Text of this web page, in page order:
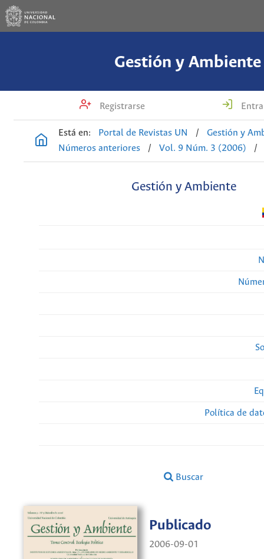
Gestión y Ambiente
Registrarse
Está en: Portal de Revistas UN /
Gestión y
Números anteriores
/ Vol. 9 Núm. 3 (2006) /
Gestión y Ambiente
Política de
Buscar
Publicado
2006-09-01